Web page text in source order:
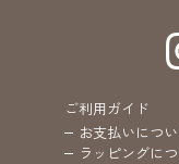
ご利用ガイド
お支払いにつ
ラッピングに